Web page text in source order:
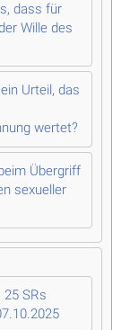
dass für
Wille des
Urteil, das
wertet?
Übergriff
sexueller
25 SRs